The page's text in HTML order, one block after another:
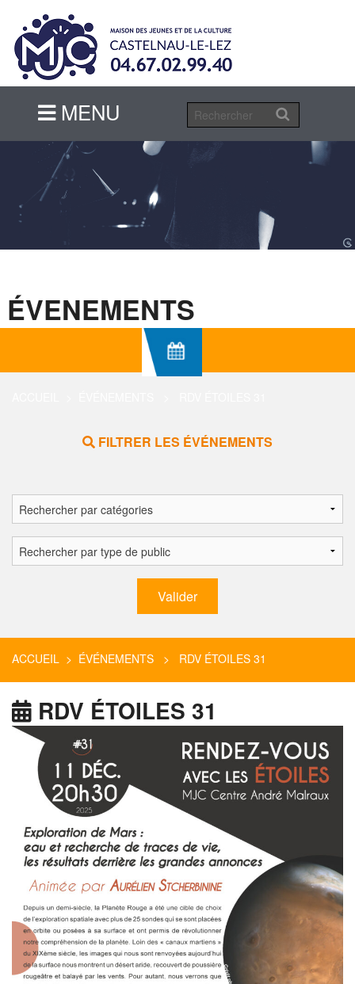
MENU
ÉVENEMENTS
FILTRER LES ÉVÉNEMENTS
ACCUEIL > ÉVÉNEMENTS > RDV ÉTOILES 31
RDV ÉTOILES 31